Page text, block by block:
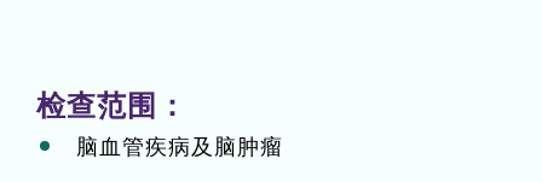
检查范围：
脑血管疾病及脑肿瘤